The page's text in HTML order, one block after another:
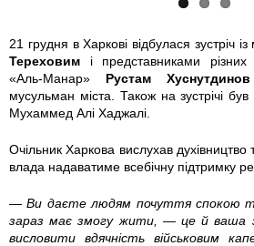
_
m
e
_
_
m
e
_
_
m
e
_
21 грудня в Харкові відбулася зустріч
Тереховим і представниками
«Аль-Манар» Рустам Хуснутдинов
мусульман міста. Також на зустрічі
Мухаммед Алі Хаджалі.
Очільник Харкова вислухав духівництво
влада надаватиме всебічну підтримку
— Ви даєте людям почуття спокою
зараз має змогу жити, — це й ваша
висловити вдячність військовим